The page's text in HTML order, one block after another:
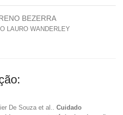
BEZERRA
LAURO WANDERLEY
De Souza et al.. Cuidado